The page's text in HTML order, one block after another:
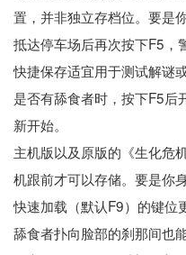
置，并非独立存档位。要是
抵达停车场后再次按下F5，
快捷保存适宜用于测试解谜
是否有舔食者时，按下F5后
新开始。
主机版以及原版的《生化危
机跟前才可以存储。要是你
快速加载（默认F9）的键位
舔食者扑向脸部的刹那间也